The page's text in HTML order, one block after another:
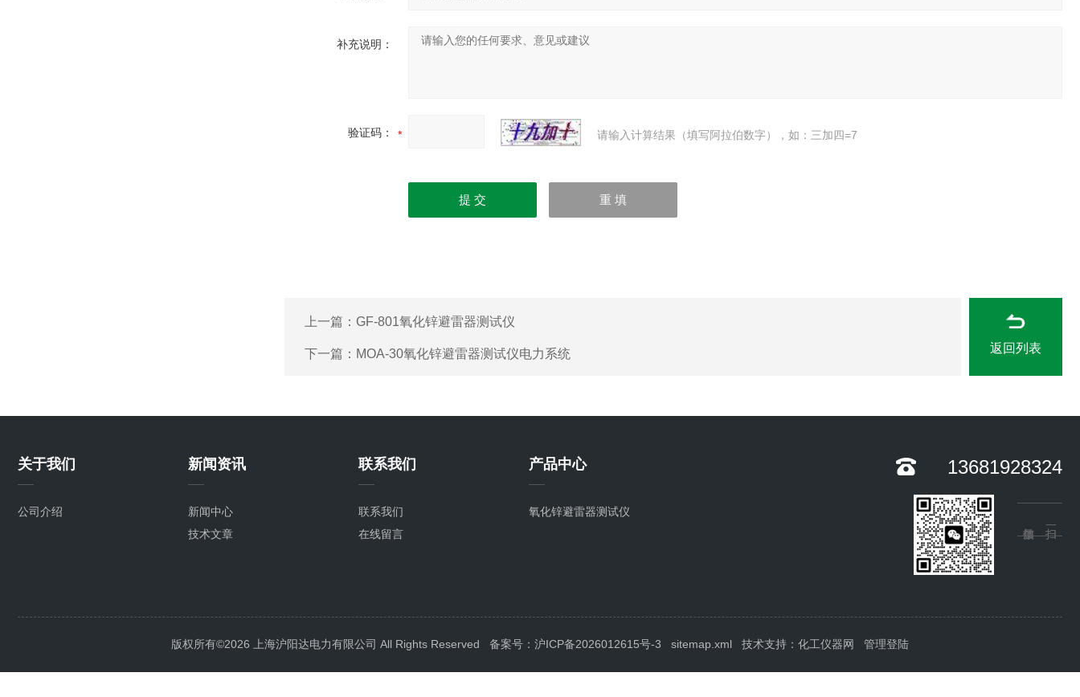
补充说明：
验证码： 请输入计算结果（填写阿拉伯数字），如：三加四=7
上一篇： GF-801氧化锌避雷器测试仪
下一篇： MOA-30氧化锌避雷器测试仪电力系统 返回列表
关于我们
公司介绍
新闻资讯
新闻中心
技术文章
联系我们
联系我们
在线留言
产品中心
氧化锌避雷器测试仪
13681928324
版权所有©2026 上海沪阳达电力有限公司 All Rights Reserved 备案号：沪ICP备2026012615号-3 sitemap.xml 技术支持： 化工仪器网 管理登陆